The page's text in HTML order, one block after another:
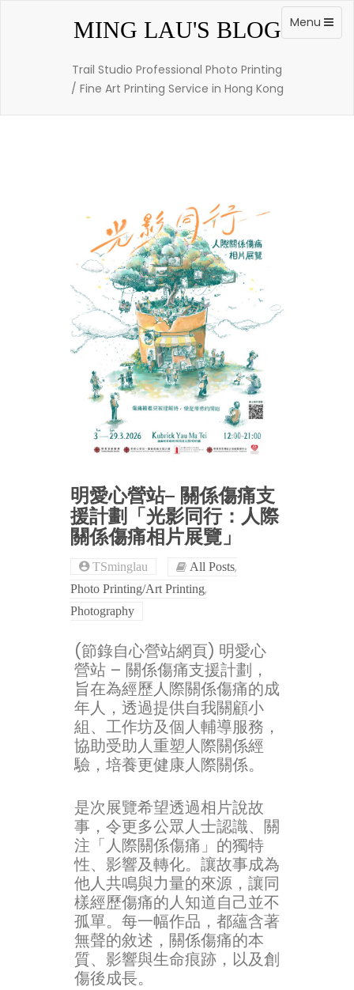
MING LAU'S BLOG
Trail Studio Professional Photo Printing
/ Fine Art Printing Service in Hong Kong
Toggle
navigation
Menu
明愛心營站– 關係傷痛支
援計劃「光影同行：人際
關係傷痛相片展覽」
TSminglau All Posts,
Photo Printing/Art Printing,
Photography
(節錄自心營站網頁) 明愛心
營站 – 關係傷痛支援計劃，
旨在為經歷人際關係傷痛的成
年人，透過提供自我關顧小
組、工作坊及個人輔導服務，
協助受助人重塑人際關係經
驗，培養更健康人際關係。
是次展覽希望透過相片說故
事，令更多公眾人士認識、關
注「人際關係傷痛」的獨特
性、影響及轉化。讓故事成為
他人共鳴與力量的來源，讓同
樣經歷傷痛的人知道自己並不
孤單。每一幅作品，都蘊含著
無聲的敘述，關係傷痛的本
質、影響與生命痕跡，以及創
傷後成長。